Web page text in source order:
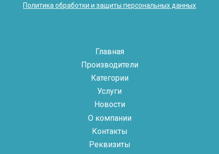
Политика обработки и защиты персональных данных
Главная
Производители
Категории
Услуги
Новости
О компании
Контакты
Реквизиты